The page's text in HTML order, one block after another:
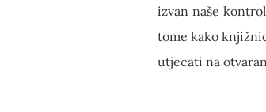
izvan naše
tome kako
utjecati na